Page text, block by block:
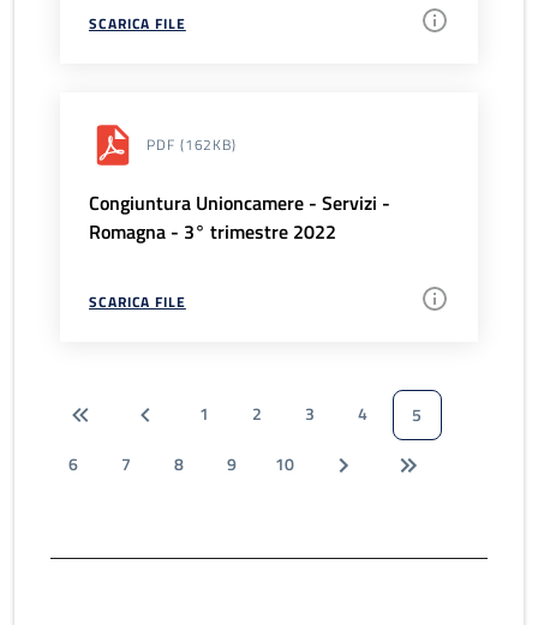
SCARICA FILE
PDF (162KB)
Congiuntura Unioncamere - Servizi -
Romagna - 3° trimestre 2022
SCARICA FILE
1 2 3 4
5
6
7 8 9 10